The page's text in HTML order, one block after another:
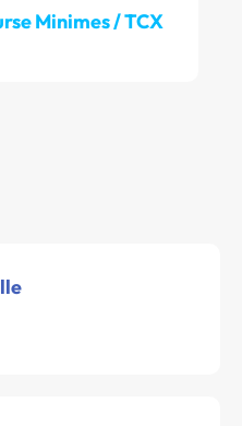
Minimes / TCX